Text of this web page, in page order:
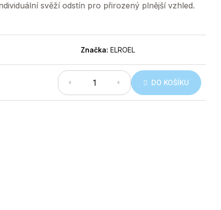
svěží odstín pro přirozený plnější vzhled.
Značka: ELROEL
DO KOŠÍKU